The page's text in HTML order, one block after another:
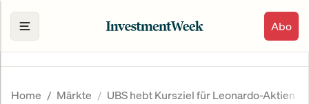
Abo
Home Märkte UBS hebt Kursziel für Leonardo-Aktien